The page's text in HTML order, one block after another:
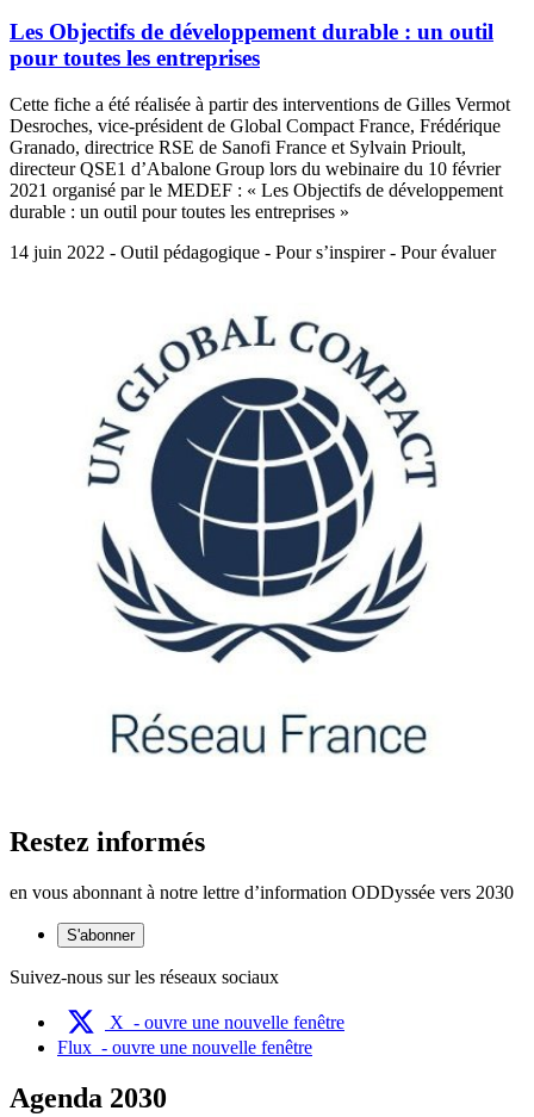
Les Objectifs de développement durable : un outil
pour toutes les entreprises
Cette fiche a été réalisée à partir des interventions de Gilles Vermot
Desroches, vice-président de Global Compact France, Frédérique
Granado, directrice RSE de Sanofi France et Sylvain Prioult,
directeur QSE1 d’Abalone Group lors du webinaire du 10 février
2021 organisé par le MEDEF : « Les Objectifs de développement
durable : un outil pour toutes les entreprises »
14 juin 2022 - Outil pédagogique - Pour s’inspirer - Pour évaluer
Restez informés
en vous abonnant à notre lettre d’information ODDyssée vers 2030
S'abonner
Suivez-nous sur les réseaux sociaux
X - ouvre une nouvelle fenêtre
Flux - ouvre une nouvelle fenêtre
Agenda 2030